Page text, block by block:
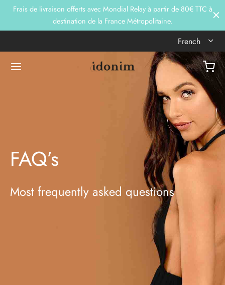
Frais de livraison offerts avec Mondial Relay à partir de 80€ TTC à
destination de la France Métropolitaine.
French
FAQ’s
Most frequently asked questions